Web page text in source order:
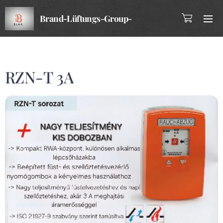
Brand-Lüftungs-Group-
RZN-T 3A